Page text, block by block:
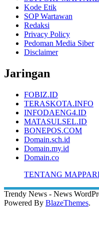
Kode Etik
SOP Wartawan
Redaksi
Privacy Policy
Pedoman Media Siber
Disclaimer
Jaringan
FOBIZ.ID
TERASKOTA.INFO
INFODAENG4.ID
MATASULSEL.ID
BONEPOS.COM
Domain.sch.id
Domain.my.id
Domain.co
TENTANG
Trendy News - News
Powered By BlazeThemes.